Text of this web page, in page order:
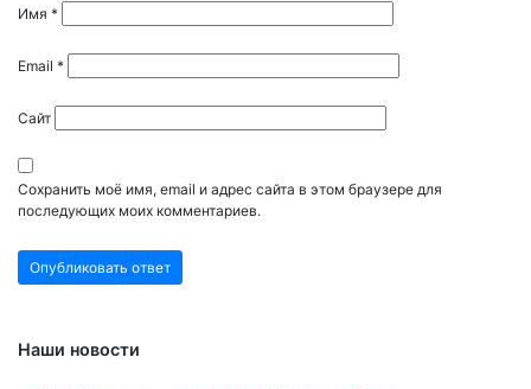
Имя *
Email *
Сайт
Сохранить моё имя, email и адрес сайта в этом браузере для
последующих моих комментариев.
Наши новости